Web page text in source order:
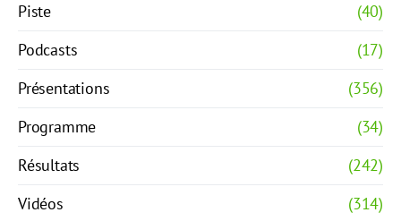
Piste
(40)
Podcasts
(17)
Présentations
(356)
Programme
(34)
Résultats
(242)
Vidéos
(314)